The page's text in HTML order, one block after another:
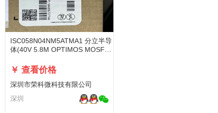
ISC058N04NM5ATMA1 分立半导
体(40V 5.8M OPTIMOS MOSFET
￥ 查看价格
深圳市荣科微科技有限公司
深圳